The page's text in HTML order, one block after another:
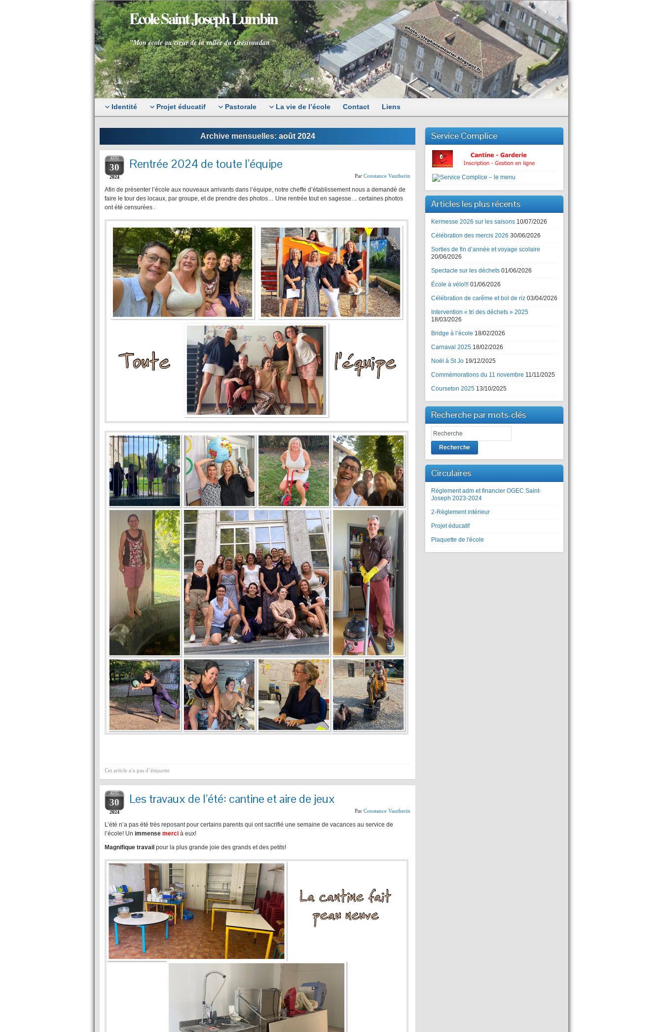
Ecole Saint Joseph Lumbin
"Mon école au cœur de la vallée du Grésivaudan "
Identité Projet éducatif Pastorale La vie de l’école Contact Liens
Archive mensuelles: août 2024
AUG
30
2024
Rentrée 2024 de toute l’équipe
Par Constance Vautherin
Afin de présenter l’école aux nouveaux arrivants dans l’équipe, notre cheffe d’établissement nous a demandé de
faire le tour des locaux, par groupe, et de prendre des photos… Une rentrée tout en sagesse… certaines photos
ont été censurées .
Cet article n'a pas d’étiquette
AUG
30
2024
Les travaux de l’été: cantine et aire de jeux
Par Constance Vautherin
L’été n’a pas été très reposant pour certains parents qui ont sacrifié une semaine de vacances au service de
l’école! Un immense merci à eux!
Magnifique travail pour la plus grande joie des grands et des petits!
Service Complice
Articles les plus récents
Kermesse 2026 sur les saisons 10/07/2026
Célébration des mercis 2026 30/06/2026
Sorties de fin d’année et voyage scolaire
20/06/2026
Spectacle sur les déchets 01/06/2026
École à vélo!!! 01/06/2026
Célébration de carême et bol de riz 03/04/2026
Intervention « tri des déchets » 2025
18/03/2026
Bridge à l’école 18/02/2026
Carnaval 2025 18/02/2026
Noël à St Jo 19/12/2025
Commémorations du 11 novembre 11/11/2025
Courseton 2025 13/10/2025
Recherche par mots-clés
Recherche
Circulaires
Réglement adm et financier OGEC Saint-
Joseph 2023-2024
2-Règlement intérieur
Projet éducatif
Plaquette de l'école